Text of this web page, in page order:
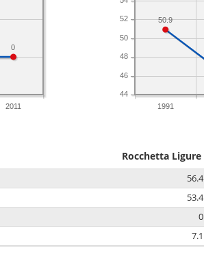
2011
0
1991
44
46
48
50
52 50.9
Rocchetta Ligure
56.4
53.4
0
7.1